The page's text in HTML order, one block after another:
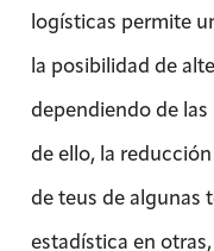
logísticas permite
la posibilidad de
dependiendo de las
de ello, la
de teus de algunas
estadística en